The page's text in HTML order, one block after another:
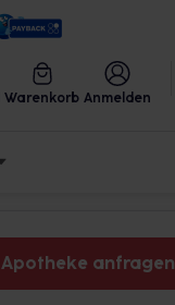
Warenkorb Anmelden
Apotheke anfragen